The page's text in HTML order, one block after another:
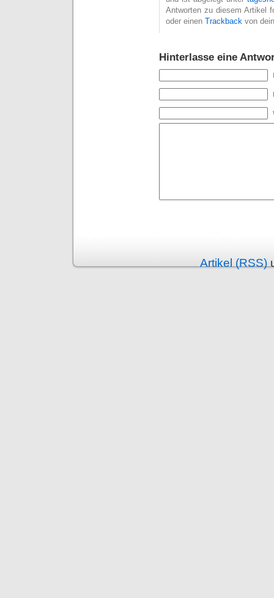
Antworten zu diesem Artikel
oder einen Trackback von
Hinterlasse eine
Artikel (RSS)